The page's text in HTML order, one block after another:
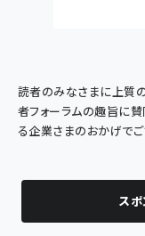
読者のみなさまに上質
者フォーラムの趣旨に賛
る企業さまのおかげでご
スポ